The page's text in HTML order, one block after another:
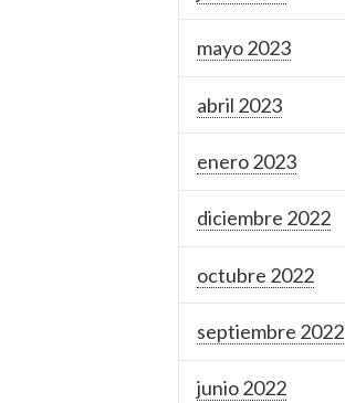
mayo 2023
abril 2023
enero 2023
diciembre 2022
octubre 2022
septiembre 2022
junio 2022